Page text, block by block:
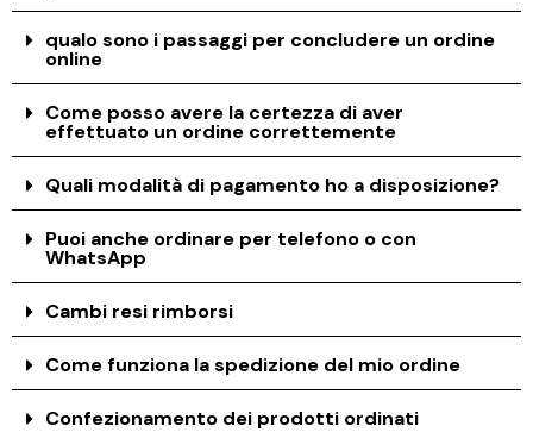
qualo sono i passaggi per concludere un ordine
online
Come posso avere la certezza di aver
effettuato un ordine correttemente
Quali modalità di pagamento ho a disposizione?
Puoi anche ordinare per telefono o con
WhatsApp
Cambi resi rimborsi
Come funziona la spedizione del mio ordine
Confezionamento dei prodotti ordinati